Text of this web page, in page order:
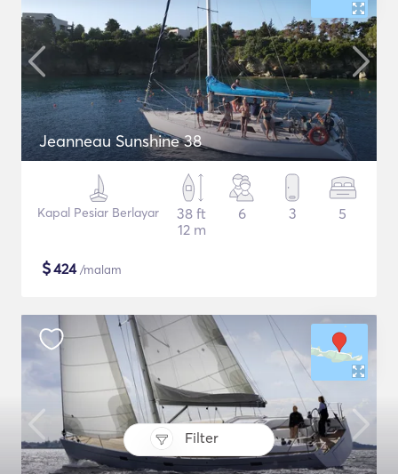
Filter
Jeanneau Sunshine 38
Kapal Pesiar Berlayar
38 ft
12 m
6 3 5
$424/malam